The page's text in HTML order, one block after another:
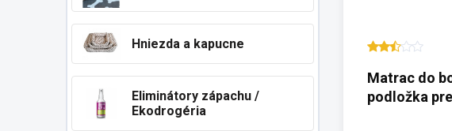
Hniezda a kapucne
Eliminátory zápachu /
Ekodrogéria
Matrac do
podložka